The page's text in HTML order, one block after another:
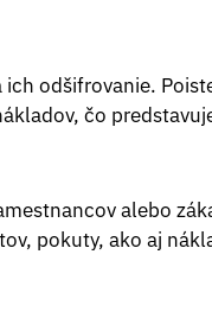
ich odšifrovanie.
čo
alebo
pokuty, ako aj